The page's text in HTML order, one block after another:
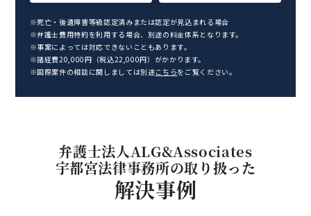
※死亡・後遺障害等級認定済みまたは認定が見込まれる場合
※弁護士費用特約を利用する場合、別途の料金体系となります。
※事案によっては対応できないこともあります。
※諸経費20,000円（税込22,000円）がかかります。
※国際案件の相談に関しましては別途こちらをご覧ください。
弁護士法人ALG&Associates
宇都宮法律事務所の取り扱った
解決事例